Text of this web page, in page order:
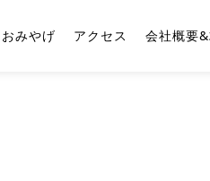
おみやげ アクセス 会社概要